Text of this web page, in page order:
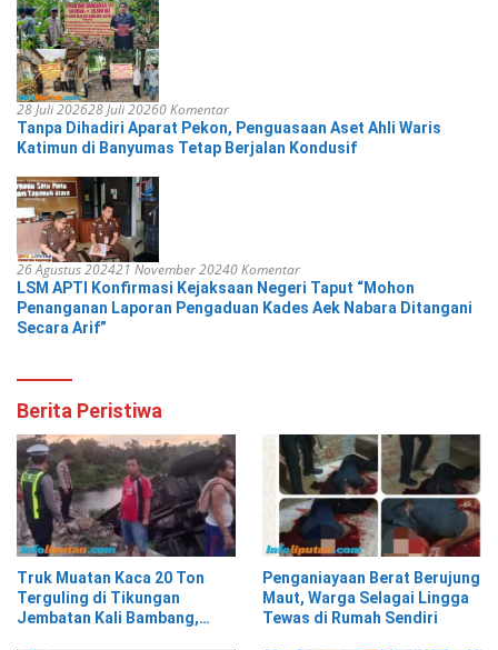
28 Juli 202628 Juli 20260 Komentar
Tanpa Dihadiri Aparat Pekon, Penguasaan Aset Ahli Waris
Katimun di Banyumas Tetap Berjalan Kondusif
26 Agustus 202421 November 20240 Komentar
LSM APTI Konfirmasi Kejaksaan Negeri Taput “Mohon
Penanganan Laporan Pengaduan Kades Aek Nabara Ditangani
Secara Arif”
Berita Peristiwa
Truk Muatan Kaca 20 Ton
Terguling di Tikungan
Jembatan Kali Bambang,
Penganiayaan Berat Berujung
Maut, Warga Selagai Lingga
Tewas di Rumah Sendiri